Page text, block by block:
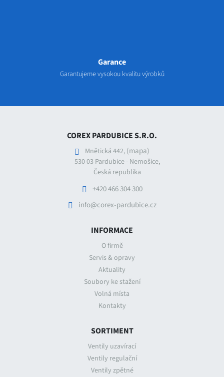
Garance
Garantujeme vysokou kvalitu výrobků
COREX PARDUBICE S.R.O.
Mnětická 442, (mapa)
530 03 Pardubice - Nemošice,
Česká republika
+420 466 304 300
info@corex-pardubice.cz
INFORMACE
O firmě
Servis & opravy
Aktuality
Soubory ke stažení
Volná místa
Kontakty
SORTIMENT
Ventily uzavírací
Ventily regulační
Ventily zpětné